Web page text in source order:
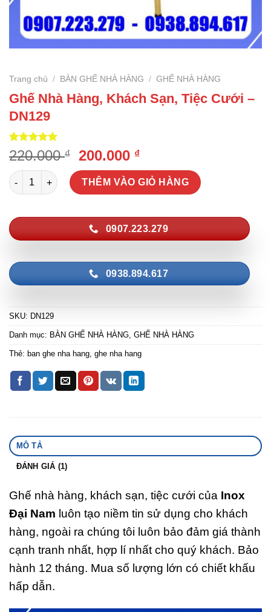
Trang chủ / BÀN GHẾ NHÀ HÀNG / GHẾ NHÀ HÀNG
Ghế Nhà Hàng, Khách Sạn, Tiệc Cưới –
DN129
5.00trên 5
dựa trên
1
đánh giá
220.000₫
Giá
gốc
là:
220.000 ₫.
200.000 ₫Giá
hiện
tại
là:
200.000 ₫.
Ghế Nhà Hàng, Khách Sạn, Tiệc Cưới – DN129 số lượng
THÊM VÀO GIỎ HÀNG
0907.223.279
0938.894.617
SKU: DN129
Danh mục: BÀN GHẾ NHÀ HÀNG, GHẾ NHÀ HÀNG
Thẻ: ban ghe nha hang, ghe nha hang
MÔ TẢ
ĐÁNH GIÁ (1)
Ghế nhà hàng, khách sạn, tiệc cưới của Inox
Đại Nam luôn tạo niềm tin sử dụng cho khách
hàng, ngoài ra chúng tôi luôn bảo đảm giá thành
cạnh tranh nhất, hợp lí nhất cho quý khách. Bảo
hành 12 tháng. Mua số lượng lớn có chiết khấu
hấp dẫn.